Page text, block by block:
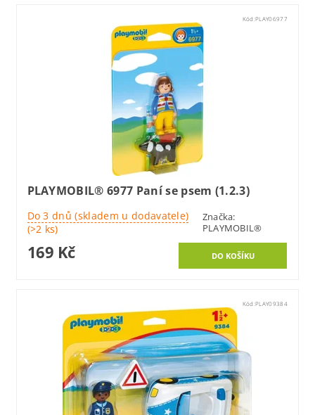
Kód:PLAY06977
PLAYMOBIL® 6977 Paní se psem (1.2.3)
Do 3 dnů (skladem u dodavatele)
(>2 ks)
Značka:
PLAYMOBIL®
169 Kč
Kód:PLAY09384